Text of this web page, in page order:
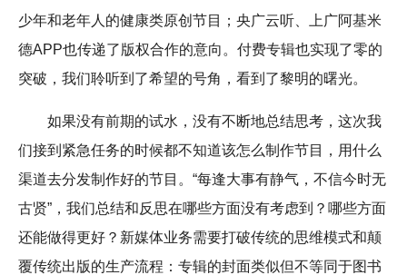
少年和老年人的健康类原创节目；央广云听、上广阿基米
德APP也传递了版权合作的意向。付费专辑也实现了零的
突破，我们聆听到了希望的号角，看到了黎明的曙光。
如果没有前期的试水，没有不断地总结思考，这次我
们接到紧急任务的时候都不知道该怎么制作节目，用什么
渠道去分发制作好的节目。“每逢大事有静气，不信今时无
古贤”，我们总结和反思在哪些方面没有考虑到？哪些方面
还能做得更好？新媒体业务需要打破传统的思维模式和颠
覆传统出版的生产流程：专辑的封面类似但不等同于图书